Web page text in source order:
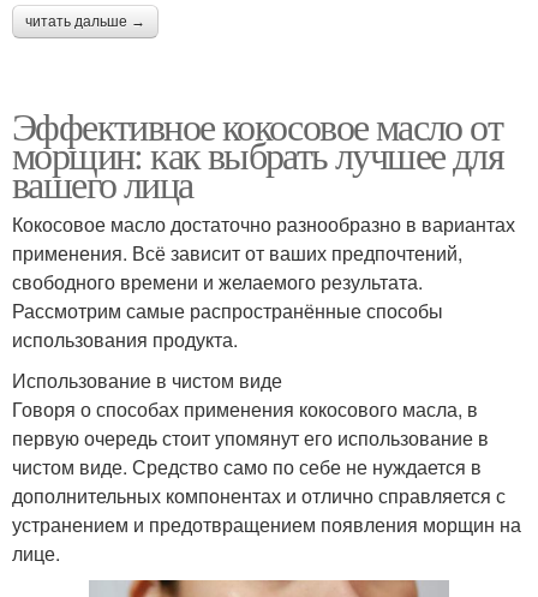
читать дальше →
Эффективное кокосовое масло от
морщин: как выбрать лучшее для
вашего лица
Кокосовое масло достаточно разнообразно в вариантах
применения. Всё зависит от ваших предпочтений,
свободного времени и желаемого результата.
Рассмотрим самые распространённые способы
использования продукта.
Использование в чистом виде
Говоря о способах применения кокосового масла, в
первую очередь стоит упомянут его использование в
чистом виде. Средство само по себе не нуждается в
дополнительных компонентах и отлично справляется с
устранением и предотвращением появления морщин на
лице.